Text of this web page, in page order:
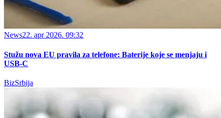
News22. apr 2026. 09:32
Stužu nova EU pravila za telefone: Baterije koje se menjaju i
USB-C
BizSrbija